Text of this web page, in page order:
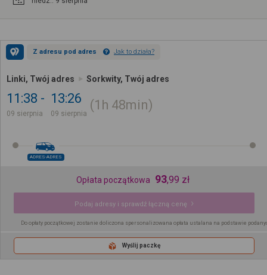
Z adresu pod adres Jak to działa?
Linki, Twój adres Sorkwity, Twój adres
11:38
09 sierpnia
13:26
09 sierpnia
1h 48min
ADRES-ADRES
Opłata początkowa 93,99 zł
Podaj adresy i sprawdź łączną cenę
Do opłaty początkowej zostanie doliczona spersonalizowana opłata ustalana na podstawie
Wyślij paczkę